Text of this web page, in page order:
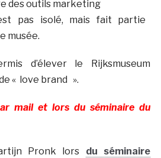
des outils marketing
pas isolé, mais fait partie
musée.
d’élever le Rijksmuseum
« love brand ».
mail et lors du séminaire du
Pronk lors du séminaire